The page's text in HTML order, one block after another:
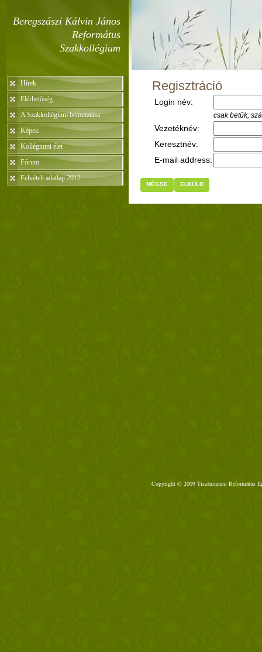
Beregszászi Kálvin János
Református
Szakkollégium
Hírek
Elérhetõség
A Szakkollégium bemutatása
Képek
Kollégiumi élet
Fórum
Felvételi adatlap 2012
Regisztráció
Login név:
csak betűk,
Vezetéknév:
Keresztnév:
E-mail address:
MÉGSE ELKÜLD
Copyright © 2009 Tiszáninneni Református